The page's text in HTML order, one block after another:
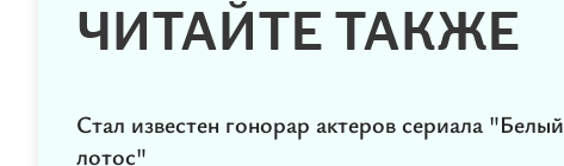
ЧИТАЙТЕ ТАКЖЕ
Стал известен гонорар актеров сериала "Белый
лотос"